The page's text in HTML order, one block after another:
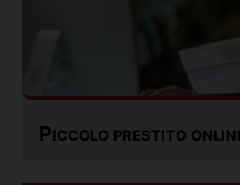
Piccolo prestito